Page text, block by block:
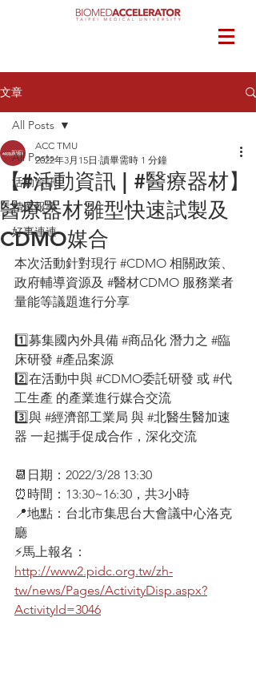
文章
All Posts
活動資訊
精選報導
好事連連
All Posts
【#活動資訊 | #醫療器材】
醫療器材雛型快速試製及
CDMO媒合
ACC TMU
2022年3月15日 讀畢需時 1 分鐘
本次活動針對現行 #CDMO 相關政策、
政府輔導資源及 #醫材CDMO 服務業者
量能等議題進行分享
1️⃣募集國內外具備 #商品化 潛力之 #臨
床研發 #產品案源
2️⃣在活動中與 #CDMO委託研發 或 #代
工生產 的產業進行媒合交流
3️⃣與 #經濟部工業局 與 #北醫生醫加速
器 一起攜手促成合作，深化交流
📆日期：2022/3/28 13:30
⏰時間：13:30~16:30，共3小時
📍地點：台北市集思台大會議中心洛克
廳
⚡️馬上報名：
http://www2.pidc.org.tw/zh-
tw/news/Pages/ActivityDisp.aspx?
ActivityId=3046